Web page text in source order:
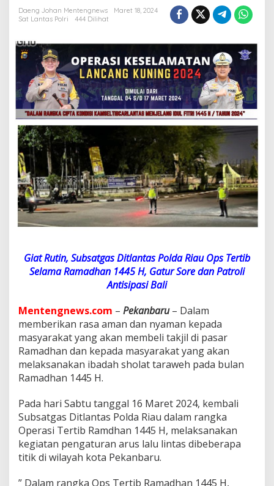
t
u
b
s
a
g
a
D
t
l
a
n
t
a
o
l
d
a
R
i
a
u
O
p
s
r
t
b
S
e
a
Daeng Johan Mentengnews
Maret 18, 2024
Sat Lantas Polri
444 Dilihat
Giat Rutin, Subsatgas Ditlantas Polda Riau Ops Tertib
Selama Ramadhan 1445 H, Gatur Sore dan Patroli
Antisipasi Bali
Mentengnews.com – Pekanbaru– Dalam
memberikan rasa aman dan nyaman kepada
masyarakat yang akan membeli takjil di pasar
Ramadhan dan kepada masyarakat yang akan
melaksanakan ibadah sholat taraweh pada bulan
Ramadhan 1445 H.
Pada hari Sabtu tanggal 16 Maret 2024, kembali
Subsatgas Ditlantas Polda Riau dalam rangka
Operasi Tertib Ramdhan 1445 H, melaksanakan
kegiatan pengaturan arus lalu lintas dibeberapa
titik di wilayah kota Pekanbaru.
” Dalam rangka Ops Tertib Ramadhan 1445 H,